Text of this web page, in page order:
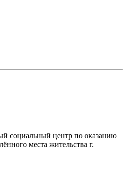
центр по оказанию
места жительства г.